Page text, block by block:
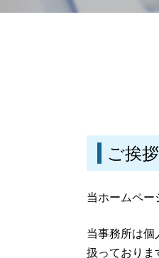
養育費
親権と監
離婚 慰
離婚 養育
離婚 相
刑事事
刑事事件
刑事事件
ご挨拶
当ホームペー
当事務所は個
扱っておりま